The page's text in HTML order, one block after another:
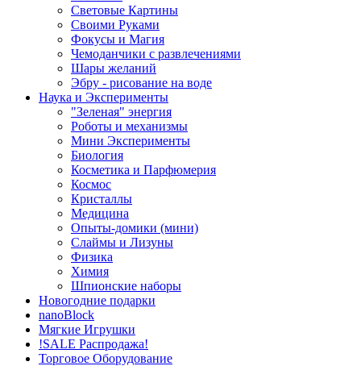
Световые Картины
Своими Руками
Фокусы и Магия
Чемоданчики с развлечениями
Шары желаний
Эбру - рисование на воде
Наука и Эксперименты
"Зеленая" энергия
Роботы и механизмы
Мини Эксперименты
Биология
Косметика и Парфюмерия
Космос
Кристаллы
Медицина
Опыты-домики (мини)
Слаймы и Лизуны
Физика
Химия
Шпионские наборы
Новогодние подарки
nanoBlock
Мягкие Игрушки
!SALE Распродажа!
Торговое Оборудование